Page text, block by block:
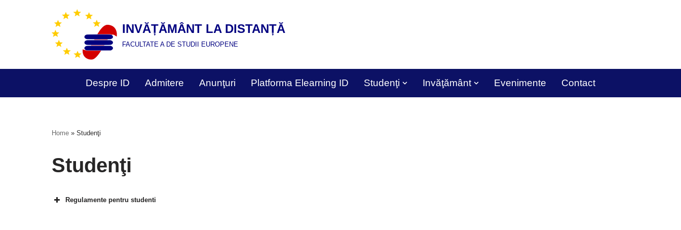
INVĂȚĂMÂNT LA DISTANȚĂ
FACULTATE A DE STUDII EUROPENE
Despre ID Admitere Anunţuri Platforma Elearning ID Studenţi Invăţământ Evenimente Contact
Home » Studenţi
Studenţi
Regulamente pentru studenti